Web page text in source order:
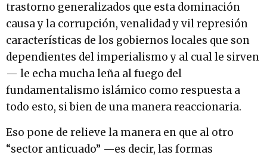
trastorno generalizados que esta dominación
causa y la corrupción, venalidad y vil represión
características de los gobiernos locales que son
dependientes del imperialismo y al cual le sirven
— le echa mucha leña al fuego del
fundamentalismo islámico como respuesta a
todo esto, si bien de una manera reaccionaria.
Eso pone de relieve la manera en que al otro
“sector anticuado” —es decir, las formas